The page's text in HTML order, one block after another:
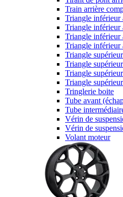
Train arrière
Triangle inférieur
Triangle inférieur
Triangle inférieur
Triangle inférieur
Triangle
Triangle
Triangle
Triangle
Tringlerie boite
Tube avant
Tube
Vérin de
Vérin de
Volant moteur